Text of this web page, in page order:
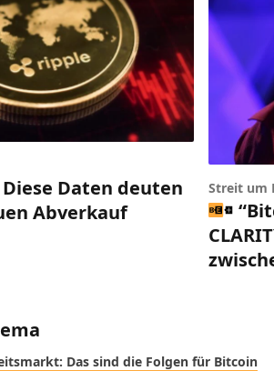
Diese Daten deuten
Abverkauf
Streit um
Das sind die Folgen für Bitcoin